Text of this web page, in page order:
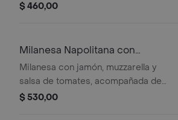
$ 460,00
Milanesa Napolitana con
Guarnición
Milanesa con jamón, muzzarella y
salsa de tomates, acompañada de
puré y ensalada de lechuga,
$ 530,00